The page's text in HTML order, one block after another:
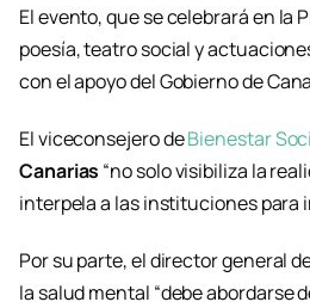
El evento, que se celebrará en la
poesía, teatro social y
con el apoyo del Gobierno de
El viceconsejero deBienestar
Canarias “no solo visibiliza la
interpela a las instituciones para
Por su parte, el director general
la salud mental “debe